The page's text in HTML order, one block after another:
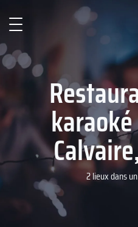
2 lieux dans